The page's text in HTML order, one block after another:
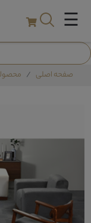
☰
صفحه اصلی